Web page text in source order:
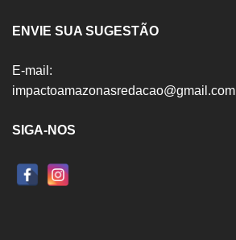
ENVIE SUA SUGESTÃO
E-mail:
impactoamazonasredacao@gmail.com
SIGA-NOS